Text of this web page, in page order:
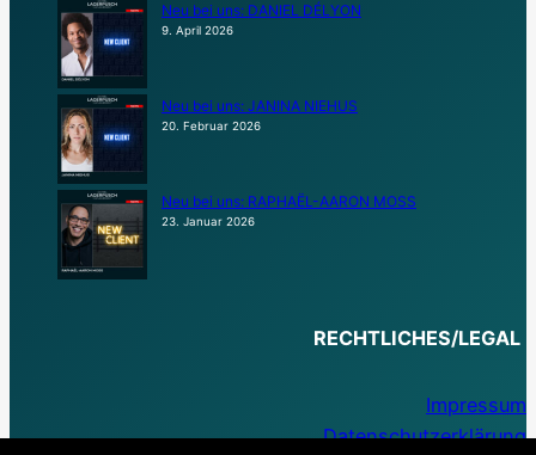
Neu bei uns: DANIEL DÉLYON
9. April 2026
Neu bei uns: JANINA NIEHUS
20. Februar 2026
Neu bei uns: RAPHAËL-AARON MOSS
23. Januar 2026
RECHTLICHES/LEGAL
Impressum
Datenschutzerklärung